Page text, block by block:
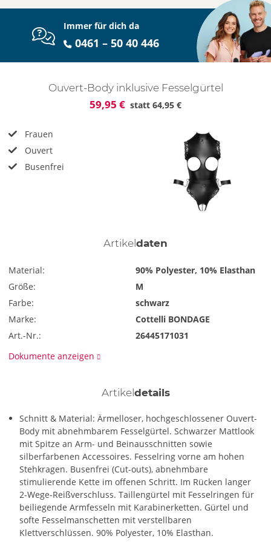
Immer für dich da
0461 – 50 40 446
Ouvert-Body inklusive Fesselgürtel
59,95 € statt 64,95 €
Frauen
Ouvert
Busenfrei
Artikeldaten
Material:
90% Polyester, 10% Elasthan
Größe:
M
Farbe:
schwarz
Marke:
Cottelli BONDAGE
Art.-Nr.:
26445171031
Dokumente anzeigen
Artikeldetails
Schnitt & Material: Ärmelloser, hochgeschlossener Ouvert-
Body mit abnehmbarem Fesselgürtel. Schwarzer Mattlook
mit Spitze an Arm- und Beinausschnitten sowie
silberfarbenen Accessoires. Fesselring vorne am hohen
Stehkragen. Busenfrei (Cut-outs), abnehmbare
stimulierende Kette im offenen Schritt. Im Rücken langer
2-Wege-Reißverschluss. Taillengürtel mit Fesselringen für
beiliegende Armfesseln mit Karabinerketten. Gürtel und
softe Fesselmanschetten mit verstellbaren
Klettverschlüssen. 90% Polyester, 10% Elasthan.